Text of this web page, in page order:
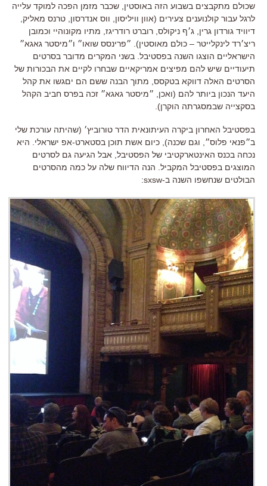
שכולם מתקבצים בשבוע הזה באוסטין, שכבר מזמן הפכה למוקד עלייה
לרגל עבור קולנוענים צעירים (אוון וויליסון, ווס אנדרסון, טרנס מאליק,
דיוויד גורדון גרין, ג׳ף ניקולס, רוברט רודריגז, מתיו מקונוהיי וכמובן
ריצ׳רד לינקלייטר – כולם מאוסטין). ״פרינסס שואו״ ו״מיסטר גאגא״
הישראליים הוצגו השנה בפסטיבל. בשני המקרים מדובר בסרטים
תיעודיים שיש להם מפיצים אמריקאיים שבחרו לקיים את הבכורות של
הסרטים האלה דווקא בטקסס, מתוך הבנה ששם הם יםגשו את קהל
היעד הנכון ביותר להם (ואכן, ״מיסטר גאגא״ זכה בפרס חביב הקהל
בסקצייה שבמסגרתה הוקרן).
בפסטיבל האחרון ביקרה העיתונאית הדר טורוביץ׳ (שהיתה עורכת שלי
ב״פנאי פלוס״, וגם שכנה), כיום אשת תוכן בסטארט-אפ ישראלי. היא
נכחה בכנס האינטארקטיבי של הפסטיבל, אבל הגיעה גם לסרטים
המוצגים בפסטיבל המקביל. הנה הדיווח שלה על כמה מהסרטים
הבולטים שנחשפו השנה ב-sxsw: